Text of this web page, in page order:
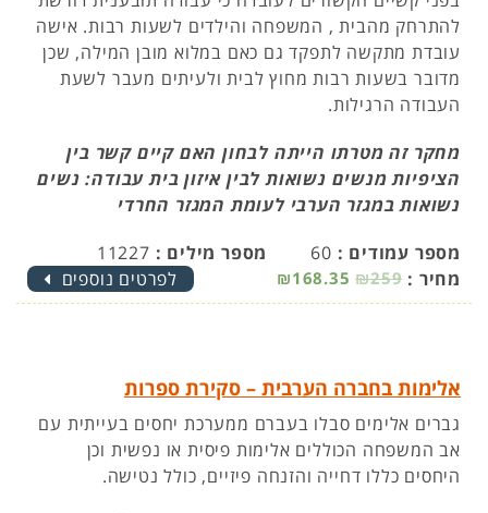
להתרחק מהבית , המשפחה והילדים לשעות רבות. אישה
עובדת מתקשה לתפקד גם כאם במלוא מובן המילה, שכן
מדובר בשעות רבות מחוץ לבית ולעיתים מעבר לשעת
העבודה הרגילות.
מחקר זה מטרתו הייתה לבחון האם קיים קשר בין
הציפיות מנשים נשואות לבין איזון בית עבודה: נשים
נשואות במגזר הערבי לעומת המגזר החרדי
מספר עמודים : 60 מספר מילים : 11227
מחיר : ₪259
₪168.35 לפרטים נוספים
אלימות בחברה הערבית – סקירת ספרות
גברים אלימים סבלו בעברם ממערכת יחסים בעייתית עם
אב המשפחה הכוללים אלימות פיסית או נפשית וכן
היחסים כללו דחייה והזנחה פיזיים, כולל נטישה.